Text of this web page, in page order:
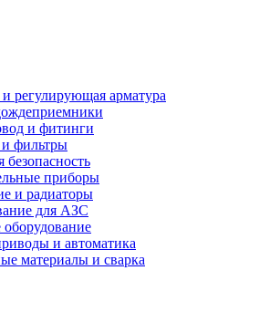
и регулирующая арматура
и фитинги
фильтры
приборы
и радиаторы
для АЗС
и автоматика
материалы и сварка